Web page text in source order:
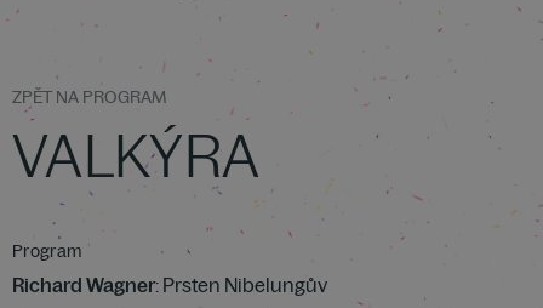
ZPĚT NA PROGRAM
VALKÝRA
Program
Richard Wagner: Prsten Nibelungův